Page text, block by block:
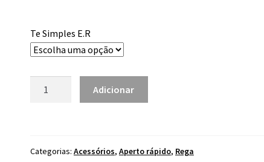
through
24.90 €
Te Simples E.R
Adicionar
Categorias: Acessórios, Aperto rápido, Rega